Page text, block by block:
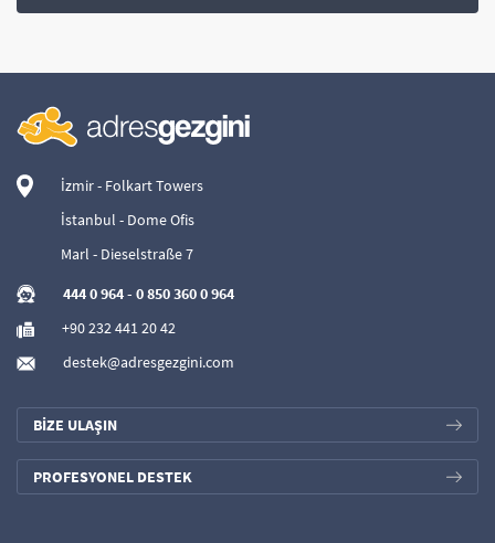
İzmir - Folkart Towers
İstanbul - Dome Ofis
Marl - Dieselstraße 7
444 0 964- 0 850 360 0 964
+90 232 441 20 42
destek@adresgezgini.com
BİZE ULAŞIN
PROFESYONEL DESTEK